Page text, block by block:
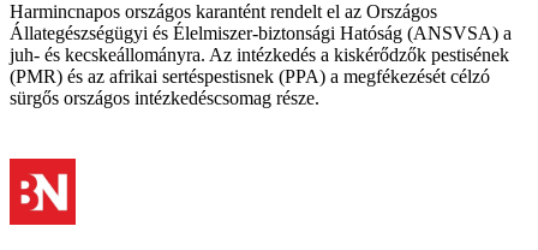
Harmincnapos országos karantént rendelt el az Országos
Állategészségügyi és Élelmiszer-biztonsági Hatóság (ANSVSA) a
juh- és kecskeállományra. Az intézkedés a kiskérődzők pestisének
(PMR) és az afrikai sertéspestisnek (PPA) a megfékezését célzó
sürgős országos intézkedéscsomag része.